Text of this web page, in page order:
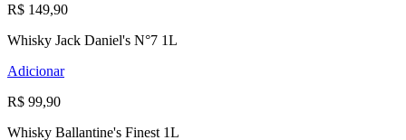
R$ 149,90
Whisky Jack Daniel's N°7 1L
Adicionar
R$ 99,90
Whisky Ballantine's Finest 1L